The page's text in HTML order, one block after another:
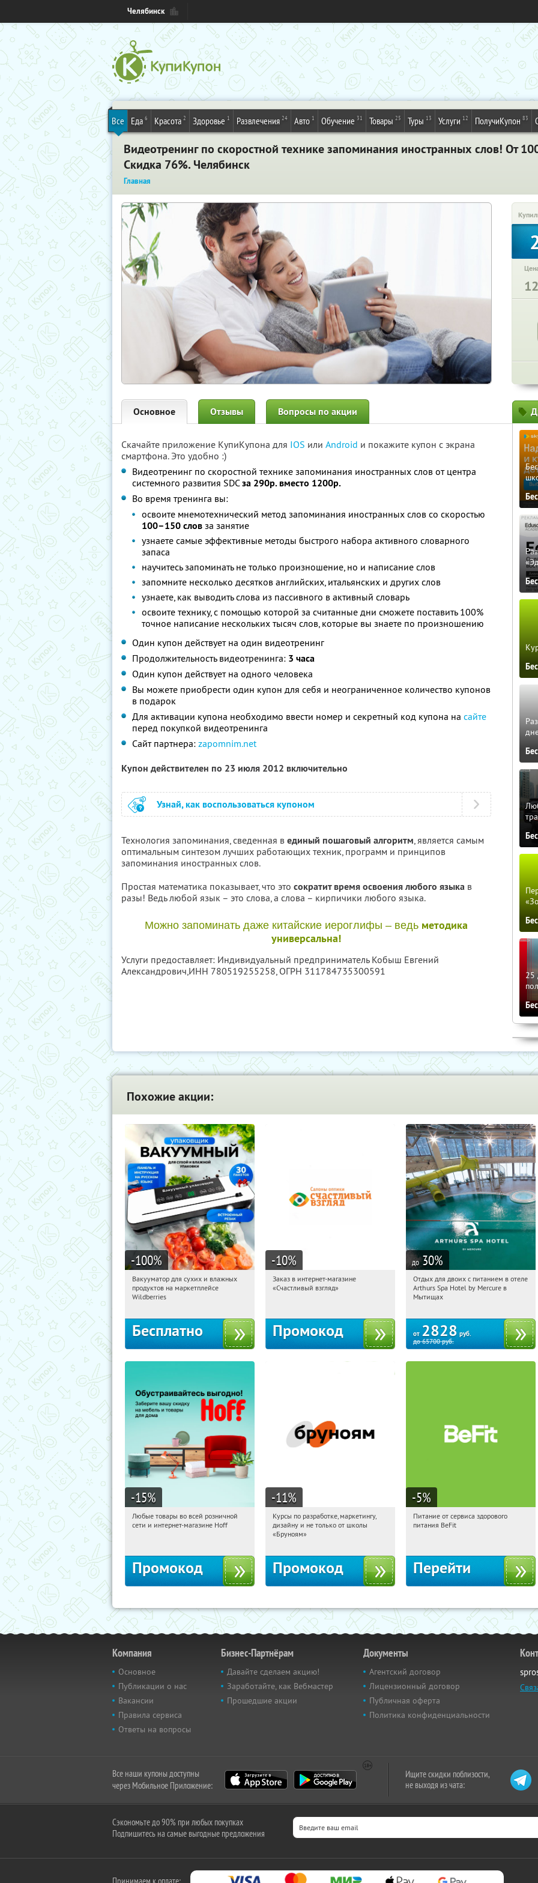
Челябинск
Все Еда 6 Красота 2 Здоровье 1 Развлечения 24 Авто 1 Обучение 31 Товары 25 Туры 13 Услуги 12 ПолучиКупон 83
Видеотренинг по скоростной технике запоминания иностранных слов! От
Скидка 76%. Челябинск
Главная
Основное Отзывы Вопросы по акции
Скачайте приложение КупиКупона для IOS или Android и покажите купон с экрана
смартфона. Это удобно :)
Видеотренинг по скоростной технике запоминания иностранных слов от центра
системного развития SDCза 290р. вместо 1200р.
Во время тренинга вы:
освоите мнемотехнический метод запоминания иностранных слов со скоростью
100–150 слов за занятие
узнаете самые эффективные методы быстрого набора активного словарного
запаса
научитесь запоминать не только произношение, но и написание слов
запомните несколько десятков английских, итальянских и других слов
узнаете, как выводить слова из пассивного в активный словарь
освоите технику, с помощью которой за считанные дни сможете поставить 100%
точное написание нескольких тысяч слов, которые вы знаете по произношению
Один купон действует на один видеотренинг
Продолжительность видеотренинга: 3 часа
Один купон действует на одного человека
Вы можете приобрести один купон для себя и неограниченное количество купонов
в подарок
Для активации купона необходимо ввести номер и секретный код купона на сайте
перед покупкой видеотренинга
Сайт партнера: zapomnim.net
Купон действителен по 23 июля 2012 включительно
Узнай, как воспользоваться купоном
Технология запоминания, сведенная в единый пошаговый алгоритм, является самым
оптимальным синтезом лучших работающих техник, программ и принципов
запоминания иностранных слов.
Простая математика показывает, что это сократит время освоения любого языка в
разы! Ведь любой язык – это слова, а слова – кирпичики любого языка.
Можно запоминать даже китайские иероглифы – ведь методика
универсальна!
Услуги предоставляет: Индивидуальный предприниматель Кобыш Евгений
Александрович,ИНН 780519255258, ОГРН 311784735300591
25
Похожие акции:
-100%
06:50:52 Получили:180
Россия
Вакууматор для сухих и влажных
продуктов на маркетплейсе
Wildberries
Бесплатно
-10%
06:50:52
Получи первым!
Заказ в интернет-магазине
«Счастливый взгляд»
Промокод
до 30%
06:50:52
Купи первым!
Московская обл., г. Мытищи, д.
Отдых для двоих с питанием в отеле
Arthurs Spa Hotel by Mercure в
Мытищах
от 2828 руб.
до65700руб.
-15%
06:50:52 Получили:
Любые товары во всей розничной
сети и интернет-магазине Hoff
Промокод
-11%
06:50:52
Получи первым!
Россия
Курсы по разработке, маркетингу,
дизайну и не только от школы
«Бруноям»
Промокод
-5%
06:50:52
Получи первым!
Питание от сервиса здорового
питания BeFit
Перейти
Компания
Основное
Публикации о нас
Вакансии
Правила сервиса
Ответы на вопросы
Бизнес-Партнёрам
Давайте сделаем акцию!
Заработайте, как Вебмастер
Прошедшие акции
Документы
Агентский договор
Лицензионный договор
Публичная оферта
Политика конфиденциальности
Все наши купоны доступны
через Мобильное Приложение:
Ищите скидки поблизости,
не выходя из чата:
Сэкономьте до 90% при любых покупках
Подпишитесь на самые выгодные предложения